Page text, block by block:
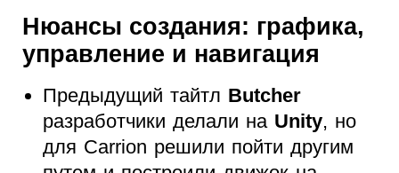
Нюансы создания: графика,
управление и навигация
Предыдущий тайтл Butcher
разработчики делали на Unity, но
для Carrion решили пойти другим